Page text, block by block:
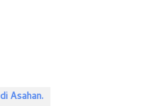
di Asahan.